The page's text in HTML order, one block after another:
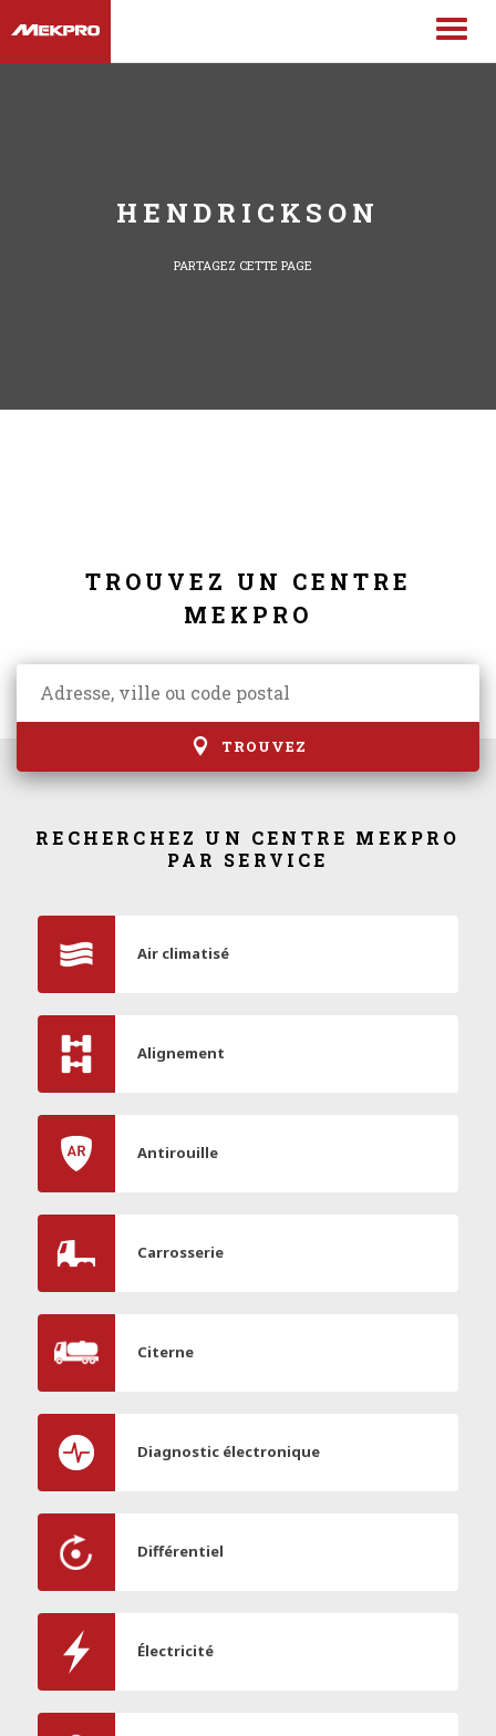
HENDRICKSON
PARTAGEZ CETTE PAGE
TROUVEZ UN CENTRE
MEKPRO
TROUVEZ
RECHERCHEZ UN CENTRE MEKPRO
PAR SERVICE
Air climatisé
Alignement
Antirouille
Carrosserie
Citerne
Diagnostic électronique
Différentiel
Électricité